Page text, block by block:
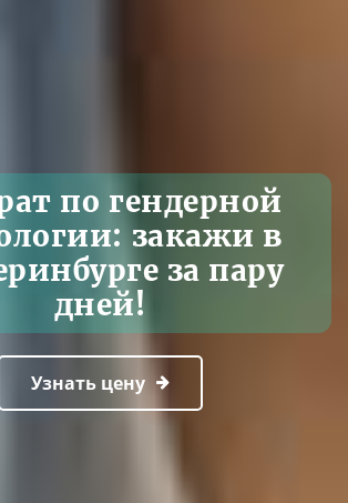
по гендерной
закажи в
за пару
дней!
Узнать цену